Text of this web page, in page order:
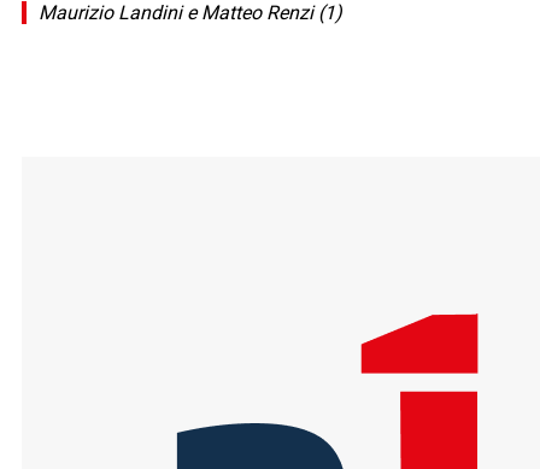
Maurizio Landini e Matteo Renzi (1)